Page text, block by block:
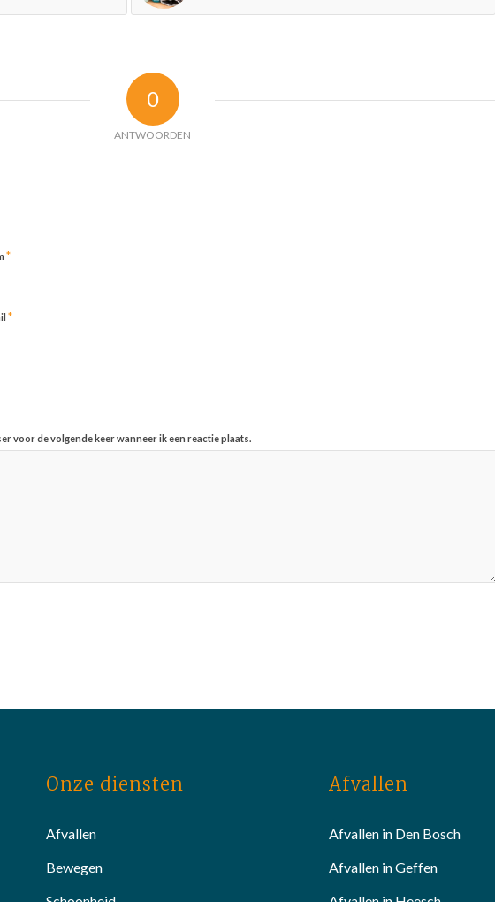
0
ANTWOORDEN
*
*
voor de volgende keer wanneer ik een reactie plaats.
Onze diensten
Afvallen
Bewegen
Afvallen
Afvallen in Den Bosch
Afvallen in Geffen